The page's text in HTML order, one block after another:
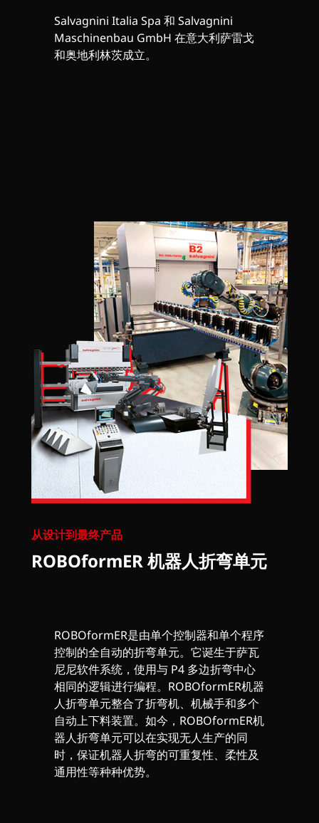
Salvagnini Italia Spa 和 Salvagnini
Maschinenbau GmbH 在意大利萨雷戈
和奥地利林茨成立。
从设计到最终产品
ROBOformER 机器人折弯单元
ROBOformER是由单个控制器和单个程序
控制的全自动的折弯单元。它诞生于萨瓦
尼尼软件系统，使用与 P4 多边折弯中心
相同的逻辑进行编程。ROBOformER机器
人折弯单元整合了折弯机、机械手和多个
自动上下料装置。如今，ROBOformER机
器人折弯单元可以在实现无人生产的同
时，保证机器人折弯的可重复性、柔性及
通用性等种种优势。